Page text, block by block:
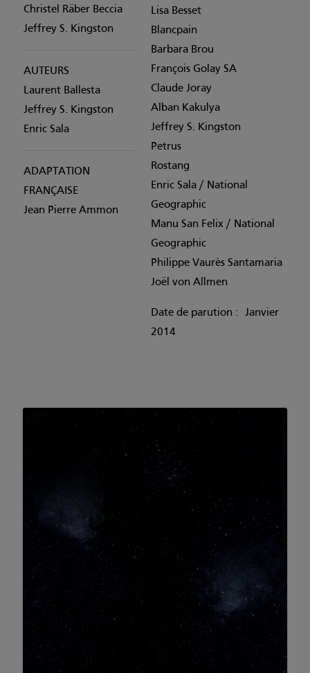
Christel Räber Beccia
Jeffrey S. Kingston
AUTEURS
Laurent Ballesta
Jeffrey S. Kingston
Enric Sala
ADAPTATION
FRANÇAISE
Jean Pierre Ammon
Lisa Besset
Blancpain
Barbara Brou
François Golay SA
Claude Joray
Alban Kakulya
Jeffrey S. Kingston
Petrus
Rostang
Enric Sala / National
Geographic
Manu San Felix / National
Geographic
Philippe Vaurès Santamaria
Joël von Allmen
Date de parution : Janvier
2014